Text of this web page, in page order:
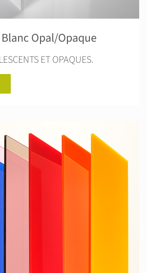
Blanc Opal/Opaque
ET OPAQUES.